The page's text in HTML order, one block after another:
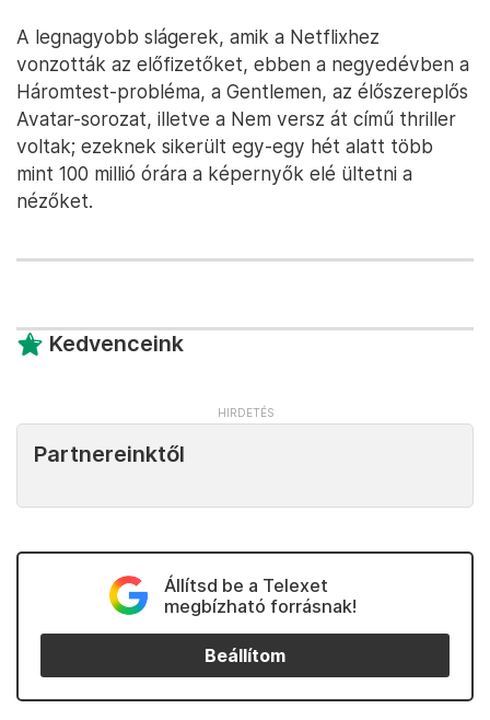
A legnagyobb slágerek, amik a Netflixhez
vonzották az előfizetőket, ebben a negyedévben a
Háromtest-probléma, a Gentlemen, az élőszereplős
Avatar-sorozat, illetve a Nem versz át című thriller
voltak; ezeknek sikerült egy-egy hét alatt több
mint 100 millió órára a képernyők elé ültetni a
nézőket.
Kedvenceink
Partnereinktől
Állítsd be a Telexet
megbízható forrásnak!
Beállítom